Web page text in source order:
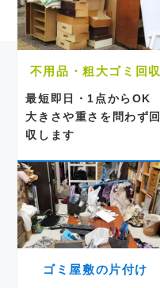
不用品・粗大ゴミ回収
最短即日・1点からOK
大きさや重さを問わず回
収します
ゴミ屋敷の片付け